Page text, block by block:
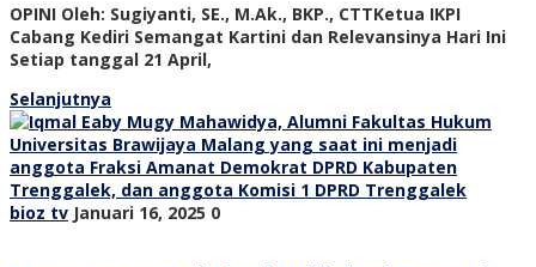
OPINI Oleh: Sugiyanti, SE., M.Ak., BKP., CTTKetua IKPI
Cabang Kediri Semangat Kartini dan Relevansinya Hari Ini
Setiap tanggal 21 April,
Selanjutnya
bioz tv Januari 16, 2025 0